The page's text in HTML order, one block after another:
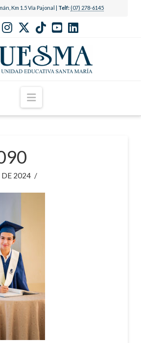
Km 1.5 Vía Pajonal | Telf: (07) 278-6145
Navigation
2024